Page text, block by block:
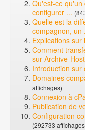
Qu'est-ce qu'un
configurer ...
Quelle est la
compagnon, un
Explications sur
Comment
sur Archive-
Introduction sur
Domaines
affichages)
Connexion à
Publication de
Configuration
(292733